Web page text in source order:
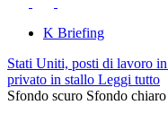
K Briefing
Stati Uniti, posti di lavoro
privato in stallo Leggi tutto
Sfondo scuro Sfondo chiaro